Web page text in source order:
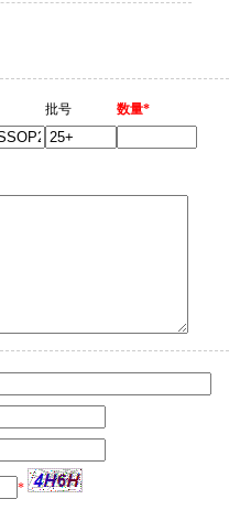
批号 数量*
*